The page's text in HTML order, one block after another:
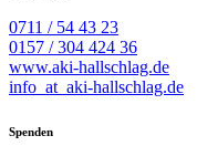
0711 / 54 43 23
0157 / 304 424 36
www.aki-hallschlag.de
info _at_ aki-hallschlag.de
Spenden